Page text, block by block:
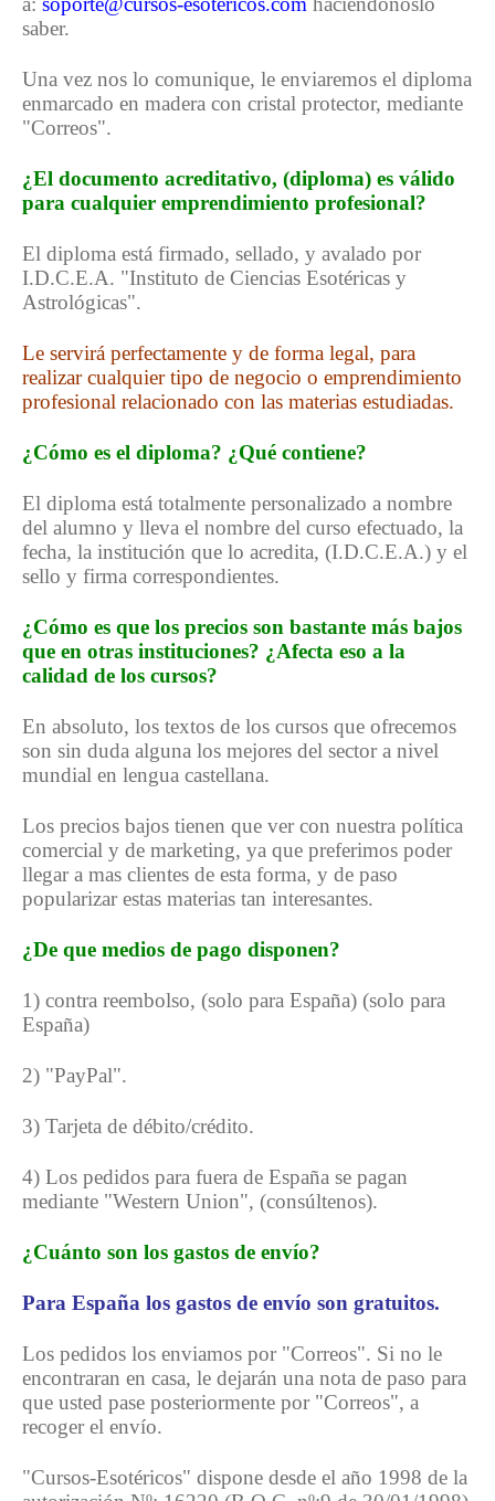
saber.
Una vez nos lo comunique, le enviaremos el diploma
enmarcado en madera con cristal protector, mediante
"Correos".
¿El documento acreditativo, (diploma) es válido
para cualquier emprendimiento profesional?
El diploma está firmado, sellado, y avalado por
I.D.C.E.A. "Instituto de Ciencias Esotéricas y
Astrológicas".
Le servirá perfectamente y de forma legal, para
realizar cualquier tipo de negocio o emprendimiento
profesional relacionado con las materias estudiadas.
¿Cómo es el diploma? ¿Qué contiene?
El diploma está totalmente personalizado a nombre
del alumno y lleva el nombre del curso efectuado, la
fecha, la institución que lo acredita, (I.D.C.E.A.) y el
sello y firma correspondientes.
¿Cómo es que los precios son bastante más bajos
que en otras instituciones? ¿Afecta eso a la
calidad de los cursos?
En absoluto, los textos de los cursos que ofrecemos
son sin duda alguna los mejores del sector a nivel
mundial en lengua castellana.
Los precios bajos tienen que ver con nuestra política
comercial y de marketing, ya que preferimos poder
llegar a mas clientes de esta forma, y de paso
popularizar estas materias tan interesantes.
¿De que medios de pago disponen?
1) contra reembolso, (solo para España) (solo para
España)
2) "PayPal".
3) Tarjeta de débito/crédito.
4) Los pedidos para fuera de España se pagan
mediante "Western Union", (consúltenos).
¿Cuánto son los gastos de envío?
Para España los gastos de envío son gratuitos.
Los pedidos los enviamos por "Correos". Si no le
encontraran en casa, le dejarán una nota de paso para
que usted pase posteriormente por "Correos", a
recoger el envío.
"Cursos-Esotéricos" dispone desde el año 1998 de la